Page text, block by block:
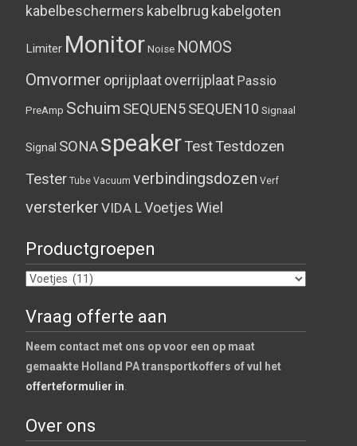
kabelbeschermers kabelbrug kabelgoten
Limiter Monitor Noise NOMOS
Omvormer oprijplaatoverrijplaat Passio
PreAmp Schuim SEQUEN5SEQUEN10 Signaal
Signal SONAspeakerTestTestdozen
Tester Tube Vacuum verbindingsdozen Verf
versterker VIDA LVoetjesWiel
Productgroepen
Vraag offerte aan
Neem contact met ons op voor een op maat
gemaakte Holland PA transportkoffers of vul het
offerteformulier in.
Over ons